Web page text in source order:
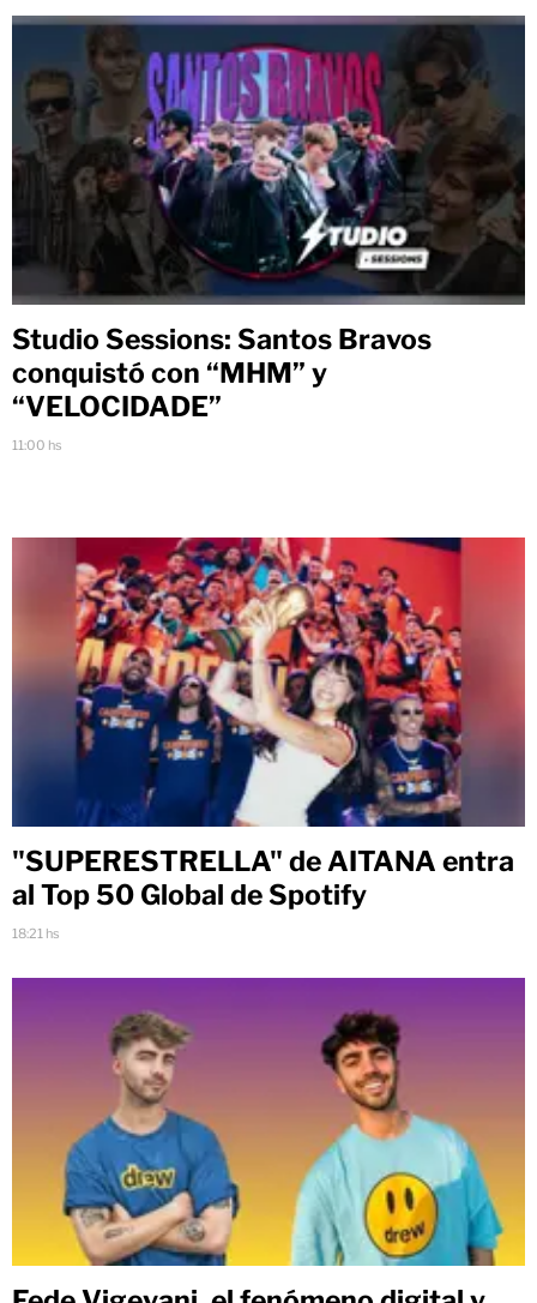
Studio Sessions: Santos Bravos
conquistó con “MHM” y
“VELOCIDADE”
11:00 hs
"SUPERESTRELLA" de AITANA entra
al Top 50 Global de Spotify
18:21 hs